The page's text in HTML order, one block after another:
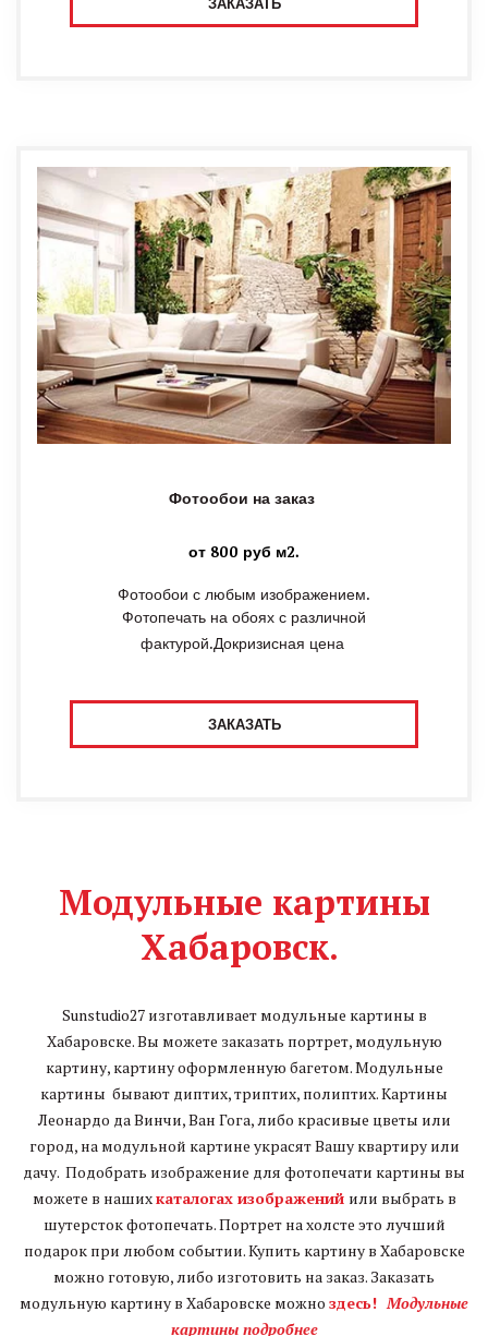
Фотообои на заказ
от 800 руб м2.
Фотообои с любым изображением.
Фотопечать на обоях с различной
фактурой.Докризисная цена
ЗАКАЗАТЬ
Модульные картины
Хабаровск.
Sunstudio27 изготавливает модульные картины в
Хабаровске. Вы можете заказать портрет, модульную
картину, картину оформленную багетом. Модульные
картины бывают диптих, триптих, полиптих. Картины
Леонардо да Винчи, Ван Гога, либо красивые цветы или
город, на модульной картине украсят Вашу квартиру или
дачу. Подобрать изображение для фотопечати картины вы
можете в нашихкаталогахизображений или выбрать в
шутерсток фотопечать. Портрет на холсте это лучший
подарок при любом событии. Купить картину в Хабаровске
можно готовую, либо изготовить на заказ. Заказать
модульную картину в Хабаровске можно здесь! Модульные
картины подробнее